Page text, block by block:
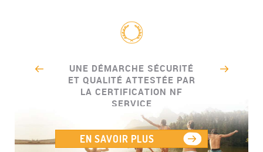
UNE DÉMARCHE SÉCURITÉ
ET QUALITÉ ATTESTÉE PAR
LA CERTIFICATION NF
SERVICE
EN SAVOIR PLUS